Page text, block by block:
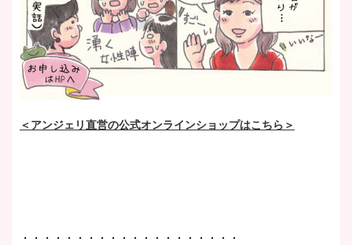
＜アンジェリ直営の公式オンラインショップはこちら＞
・・・・・・・・・・・・・・・・・・・・